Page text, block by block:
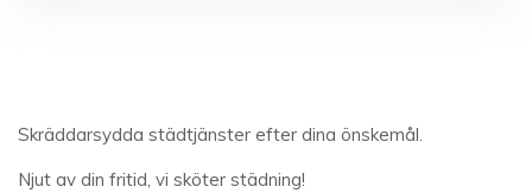
Skräddarsydda städtjänster efter dina önskemål.
Njut av din fritid, vi sköter städning!